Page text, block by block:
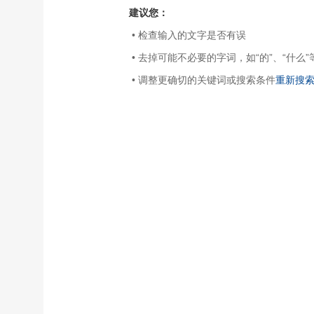
建议您：
• 检查输入的文字是否有误
• 去掉可能不必要的字词，如“的”、“什么”
• 调整更确切的关键词或搜索条件重新搜索